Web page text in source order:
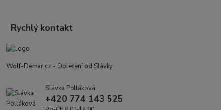
Rychlý kontakt
Wolf-Demar.cz - Oblečení od Slávky
Slávka Polláková
+420 774 143 525